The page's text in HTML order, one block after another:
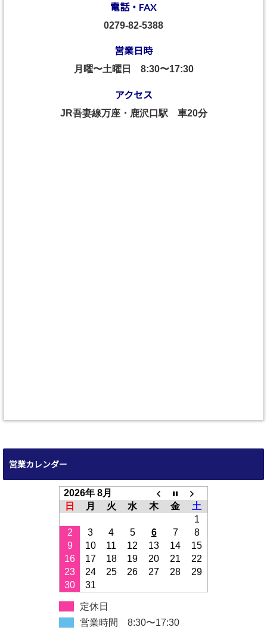
電話・FAX
0279-82-5388
営業日時
月曜〜土曜日 8:30〜17:30
アクセス
JR吾妻線万座・鹿沢口駅 車20分
営業カレンダー
2026年 8月
日
月 火 水 木 金
土
1
2
3 4 5 6 7
8
9
10 11 12 13 14
15
16
17 18 19 20 21
22
23
24 25 26 27 28
29
30
31
定休日
営業時間 8:30〜17:30